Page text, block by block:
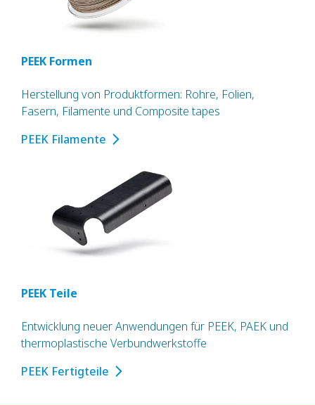
PEEK Formen
Herstellung von Produktformen: Rohre, Folien,
Fasern, Filamente und Composite tapes
PEEK Filamente
PEEK Teile
Entwicklung neuer Anwendungen für PEEK, PAEK und
thermoplastische Verbundwerkstoffe
PEEK Fertigteile